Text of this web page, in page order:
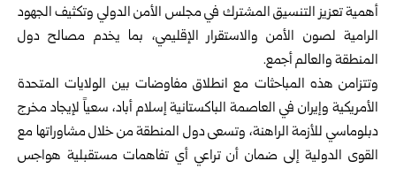
أهمية تعزيز التنسيق المشترك في مجلس الأمن الدولي وتكثيف الجهود
الرامية لصون الأمن والاستقرار الإقليمي، بما يخدم مصالح دول
المنطقة والعالم أجمع.
وتتزامن هذه المباحثات مع انطلاق مفاوضات بين الولايات المتحدة
الأمريكية وإيران في العاصمة الباكستانية إسلام أباد، سعياً لإيجاد مخرج
دبلوماسي للأزمة الراهنة، وتسعى دول المنطقة من خلال مشاوراتها مع
القوى الدولية إلى ضمان أن تراعي أي تفاهمات مستقبلية هواجس